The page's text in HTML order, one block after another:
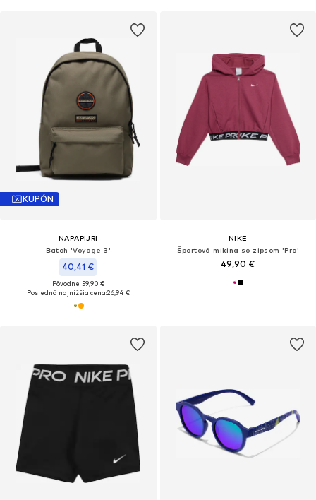
KUPÓN
NAPAPIJRI
Batoh 'Voyage 3'
40,41 €
Pôvodne: 59,90 €
Posledná najnižšia cena:26,94 €
NIKE
Športová mikina so zipsom 'Pro'
49,90 €